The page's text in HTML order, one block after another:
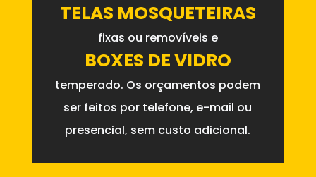
TELAS MOSQUETEIRAS
fixas ou removíveis e
BOXES DE VIDRO
temperado. Os orçamentos podem
ser feitos por telefone, e-mail ou
presencial, sem custo adicional.